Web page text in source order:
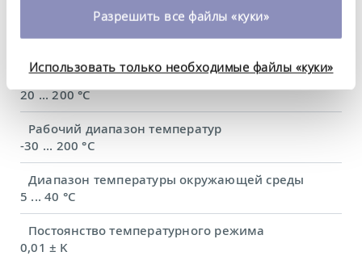
время. Более подробную информацию об этом вы
можете найти в нашей
политике
Разрешить все файлы «куки»
Использовать только необходимые файлы «куки»
Диапазон рабочих температур
Диапазон рабочих температур с водяным
охлаждением
20 ... 200 °C
Рабочий диапазон температур
-30 ... 200 °C
Диапазон температуры окружающей среды
5 ... 40 °C
Постоянство температурного режима
0,01 ± K